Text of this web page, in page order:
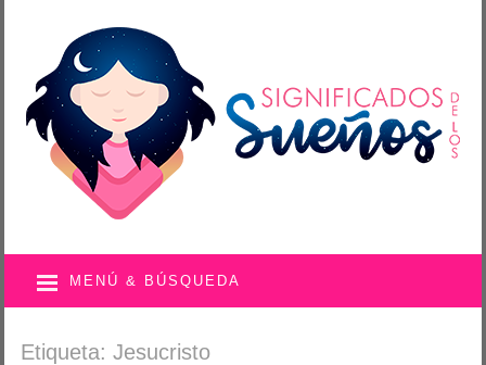
MENÚ & BÚSQUEDA
Etiqueta: Jesucristo